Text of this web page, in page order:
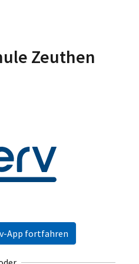
Zeuthen
App fortfahren